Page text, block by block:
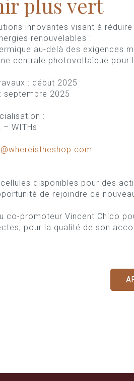
innovantes visant à
renouvelables :
au-delà des exigences
centrale photovoltaïque
: début 2025
septembre 2025
:
– WITHs
disponibles pour des
de rejoindre ce
co-promoteurVincent Chico
pour la qualité de son